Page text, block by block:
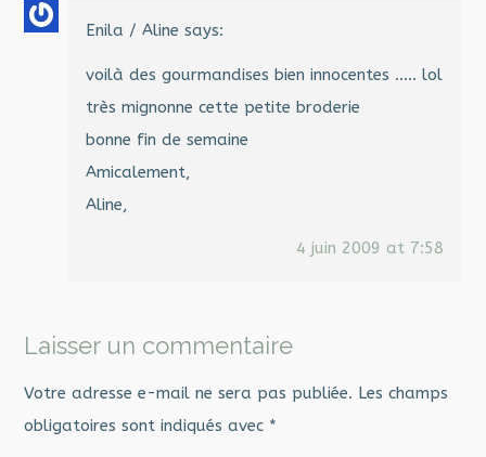
Enila / Aline says:
voilà des gourmandises bien innocentes ….. lol
très mignonne cette petite broderie
bonne fin de semaine
Amicalement,
Aline,
4 juin 2009 at 7:58
Laisser un commentaire
Votre adresse e-mail ne sera pas publiée. Les champs
obligatoires sont indiqués avec *